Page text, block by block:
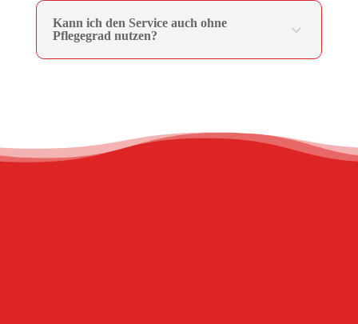
Kann ich den Service auch ohne
Pflegegrad nutzen?